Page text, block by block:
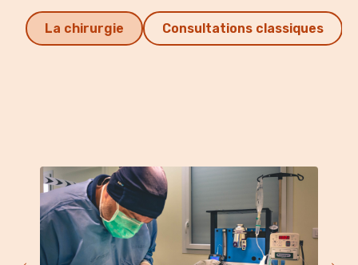
La chirurgie Consultations classiques